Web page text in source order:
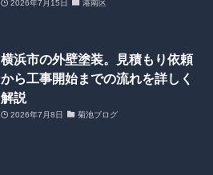
2026年7月15日 港南区
横浜市の外壁塗装。見積もり依頼
から工事開始までの流れを詳しく
解説
2026年7月8日 菊池ブログ